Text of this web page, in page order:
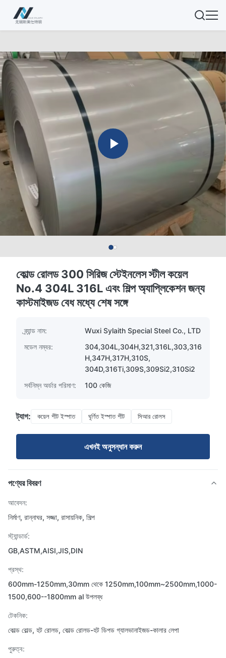
কোল্ড রোলড 300 সিরিজ স্টেইনলেস স্টীল কয়েল
No.4 304L 316L এবং শিল্প অ্যাপ্লিকেশন জন্য
কাস্টমাইজড বেধ মধ্যে শেষ সঙ্গে
ব্র্যান্ড নাম:
Wuxi Sylaith Special Steel Co., LTD
মডেল নম্বর:
304,304L,304H,321,316L,303,316
H,347H,317H,310S,
304D,316Ti,309S,309Si2,310Si2
সর্বনিম্ন অর্ডার পরিমাণ:
100 কেজি
ট্যাগ: কয়েল শীট ইস্পাত ঘূর্ণিত ইস্পাত শীট সিআর রোলস
এখনই অনুসন্ধান করুন
পণ্যের বিবরণ
আবেদন:
নির্মাণ, রান্নাঘর, সজ্জা, রাসায়নিক, শিল্প
স্ট্যান্ডার্ড:
GB,ASTM,AISI,JIS,DIN
প্রস্থ:
600mm-1250mm,30mm থেকে 1250mm,100mm~2500mm,1000-
1500,600--1800mm al উপলব্ধ
টেকনিক:
কোল্ড রোল্ড, হট রোলড, কোল্ড রোলড-হট ডিপড গ্যালভানাইজড-কালার লেপা
পুরুত্ব: